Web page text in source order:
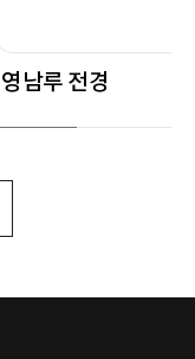
영남루 전경